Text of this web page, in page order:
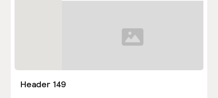
Header 149